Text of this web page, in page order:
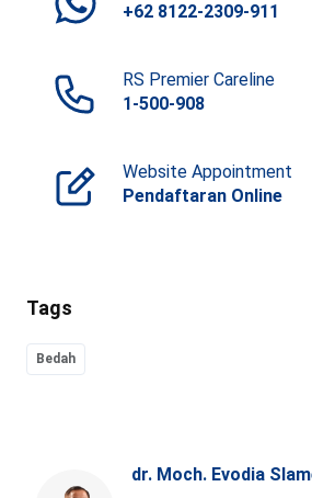
+62 8122-2309-911
RS Premier Careline
1-500-908
Website Appointment
Pendaftaran Online
Tags
Bedah
dr. Moch. Evodia